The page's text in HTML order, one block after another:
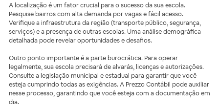
A localização é um fator crucial para o sucesso da sua escola.
Pesquise bairros com alta demanda por vagas e fácil acesso.
Verifique a infraestrutura da região (transporte público, segurança,
serviços) e a presença de outras escolas. Uma análise demográfica
detalhada pode revelar oportunidades e desafios.
Outro ponto importante é a parte burocrática. Para operar
legalmente, sua escola precisará de alvarás, licenças e autorizações.
Consulte a legislação municipal e estadual para garantir que você
esteja cumprindo todas as exigências. A Prezzo Contábil pode auxiliar
nesse processo, garantindo que você esteja com a documentação em
dia.